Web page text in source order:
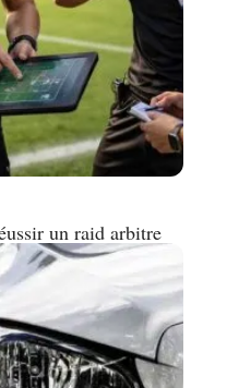
un raid arbitre